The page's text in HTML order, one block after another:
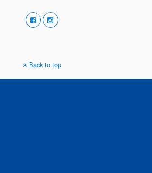
Back to top